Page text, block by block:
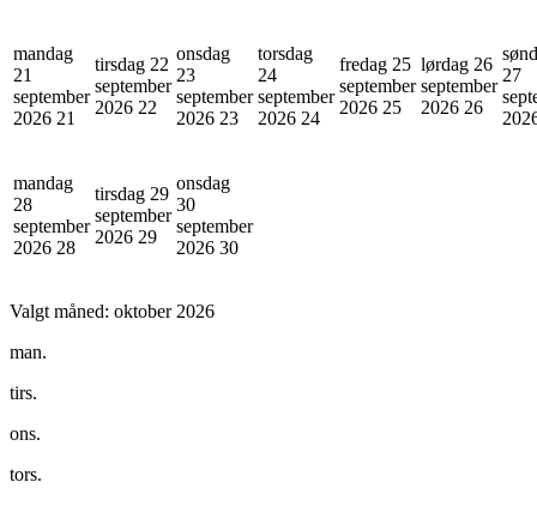
mandag
21
september
2026 21
tirsdag 22
september
2026 22
onsdag
23
september
2026 23
torsdag
24
september
2026 24
fredag 25
september
2026 25
lørdag 26
september
2026 26
27
mandag
28
september
2026 28
tirsdag 29
september
2026 29
onsdag
30
september
2026 30
Valgt måned: oktober 2026
man.
tirs.
ons.
tors.